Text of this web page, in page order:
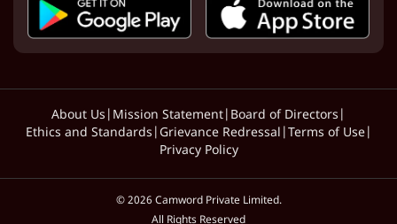
About Us Mission Statement Board of Directors
Ethics and Standards Grievance Redressal Terms of Use|
Privacy Policy
©2026 Camword Private Limited.
All Rights Reserved